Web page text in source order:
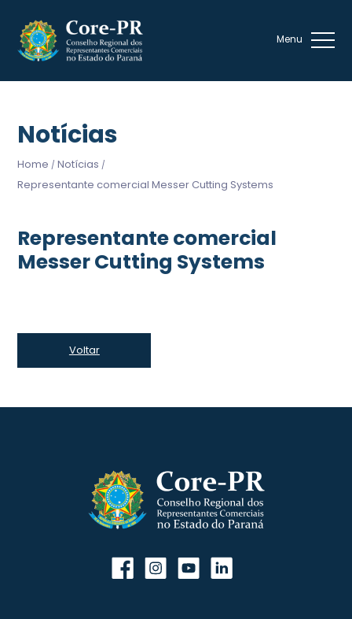
Notícias
Home / Notícias /
Representante comercial Messer Cutting Systems
Representante comercial
Messer Cutting Systems
Voltar